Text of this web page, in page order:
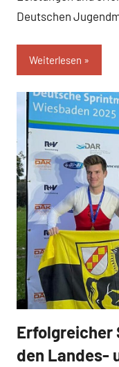
Deutschen
Weiterlesen
News
Erfolgreicher
den Landes-